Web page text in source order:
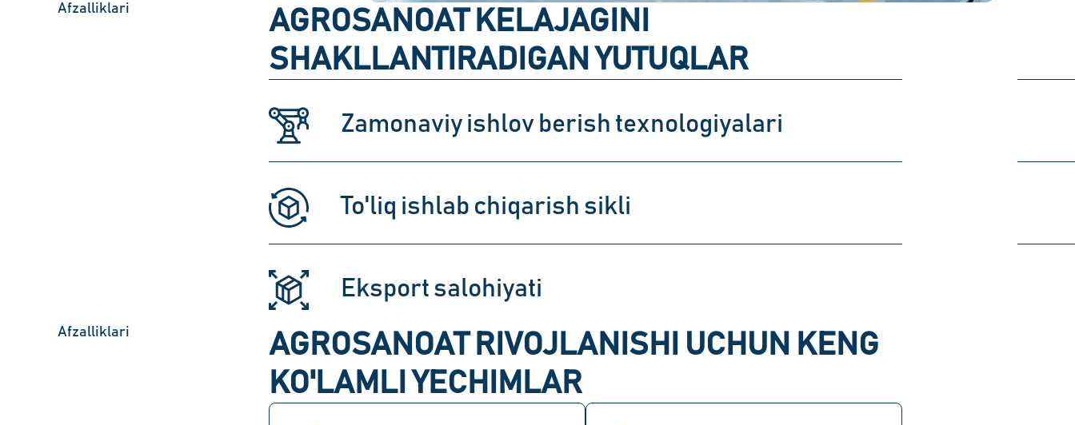
Afzalliklari
AGROSANOAT KELAJAGINI
SHAKLLANTIRADIGAN YUTUQLAR
Zamonaviy ishlov berish texnologiyalari
To'liq ishlab chiqarish sikli
Eksport salohiyati
Afzalliklari
AGROSANOAT RIVOJLANISHI UCHUN KENG
KO'LAMLI YECHIMLAR